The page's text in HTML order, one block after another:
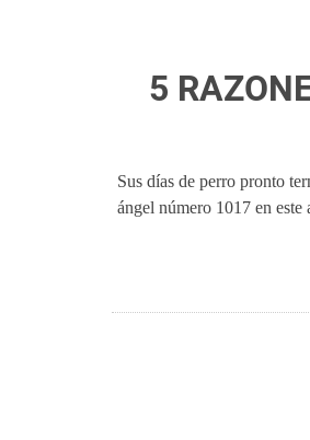
5
Sus días de perro pronto
ángel número 1017 en este